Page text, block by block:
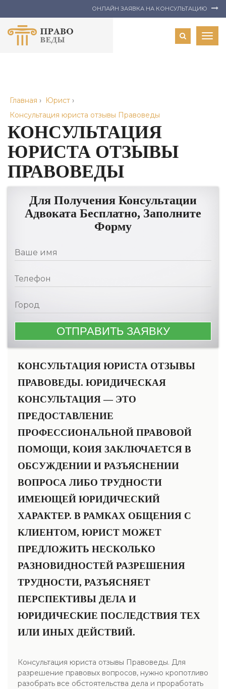
ОНЛАЙН ЗАЯВКА НА КОНСУЛЬТАЦИЮ
Главная › Юрист ›
Консультация юриста отзывы Правоведы
КОНСУЛЬТАЦИЯ
ЮРИСТА ОТЗЫВЫ
ПРАВОВЕДЫ
Для Получения Консультации
Адвоката Бесплатно, Заполните
Форму
КОНСУЛЬТАЦИЯ ЮРИСТА ОТЗЫВЫ
ПРАВОВЕДЫ. ЮРИДИЧЕСКАЯ
КОНСУЛЬТАЦИЯ — ЭТО
ПРЕДОСТАВЛЕНИЕ
ПРОФЕССИОНАЛЬНОЙ ПРАВОВОЙ
ПОМОЩИ, КОИЯ ЗАКЛЮЧАЕТСЯ В
ОБСУЖДЕНИИ И РАЗЪЯСНЕНИИ
ВОПРОСА ЛИБО ТРУДНОСТИ
ИМЕЮЩЕЙ ЮРИДИЧЕСКИЙ
ХАРАКТЕР. В РАМКАХ ОБЩЕНИЯ С
КЛИЕНТОМ, ЮРИСТ МОЖЕТ
ПРЕДЛОЖИТЬ НЕСКОЛЬКО
РАЗНОВИДНОСТЕЙ РАЗРЕШЕНИЯ
ТРУДНОСТИ, РАЗЪЯСНЯЕТ
ПЕРСПЕКТИВЫ ДЕЛА И
ЮРИДИЧЕСКИЕ ПОСЛЕДСТВИЯ ТЕХ
ИЛИ ИНЫХ ДЕЙСТВИЙ.
Консультация юриста отзывы Правоведы. Для
разрешение правовых вопросов, нужно кропотливо
разобрать все обстоятельства дела и проработать